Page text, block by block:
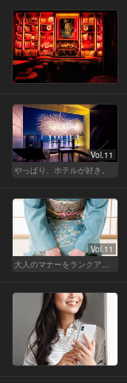
Vol.11
やっぱり、ホテルが好き。
Vol.11
大人のマナーをランクアップせよ